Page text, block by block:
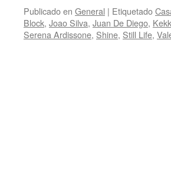
Publicado en General | Etiquetado
Block, Joao Silva, Juan De Diego,
Serena Ardissone, Shine, Still Life,